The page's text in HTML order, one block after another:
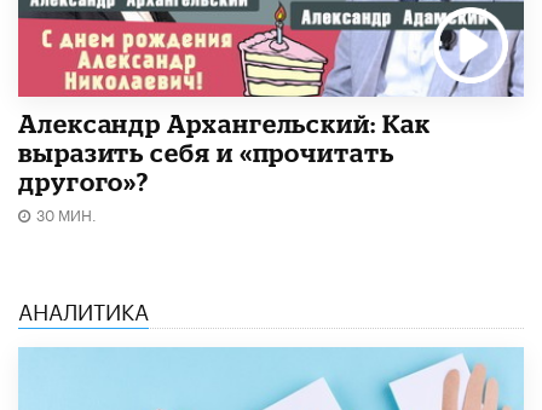
Александр Архангельский: Как
выразить себя и «прочитать
другого»?
30 МИН.
АНАЛИТИКА